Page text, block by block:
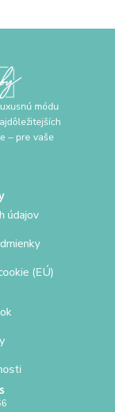
módu
– pre vaše
údajov
(EÚ)